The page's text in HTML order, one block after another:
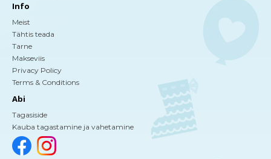
Info
Meist
Tähtis teada
Tarne
Makseviis
Privacy Policy
Terms & Conditions
Abi
Tagasiside
Kauba tagastamine ja vahetamine